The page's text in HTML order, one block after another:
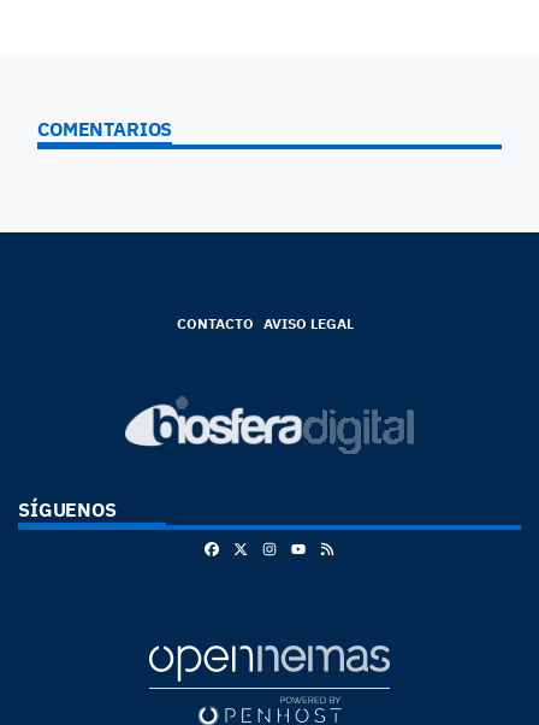
COMENTARIOS
CONTACTO AVISO LEGAL
SÍGUENOS
FacebookInstagram